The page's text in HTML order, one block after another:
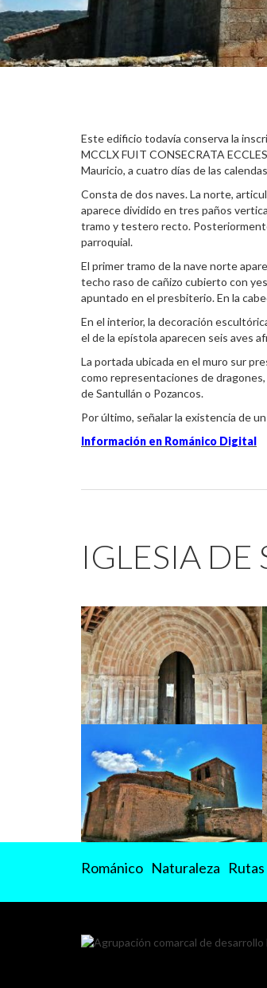
Este edificio todavía conserva la
MCCLX FUIT CONSECRATA
Mauricio, a cuatro días de las
Consta de dos naves. La norte,
aparece dividido en tres paños
tramo y testero recto.
parroquial.
El primer tramo de la nave norte
techo raso de cañizo cubierto con
apuntado en el presbiterio. En la
En el interior, la decoración
el de la epístola aparecen seis aves
La portada ubicada en el muro sur
como representaciones de
de Santullán o Pozancos.
Por último, señalar la existencia de
Información en Románico Digital
IGLESIA DE
Románico Naturaleza Rutas